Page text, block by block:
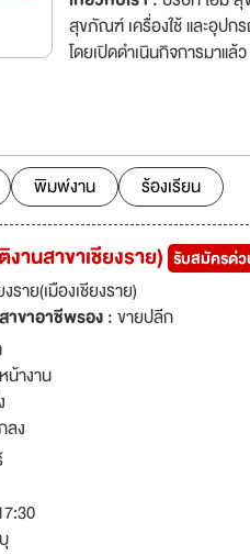
สุขภัณฑ์ เครื่องใช้ และอุปก
โดยเปิดดำเนินกิจการมาแ
พิมพ์งาน ร้องเรียน
านสาขาเชียงราย) รับสมัครด่
งราย(เมืองเชียงราย)
สาขาอาชีพรอง :ขายปลีก
น้างาน
ลง